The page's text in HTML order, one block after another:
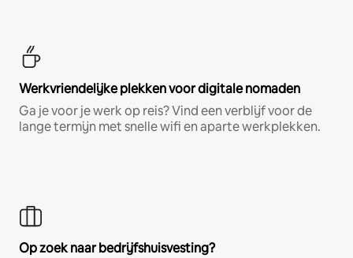
Werkvriendelijke plekken voor digitale nomaden
Ga je voor je werk op reis? Vind een verblijf voor de
lange termijn met snelle wifi en aparte werkplekken.
Op zoek naar bedrijfshuisvesting?